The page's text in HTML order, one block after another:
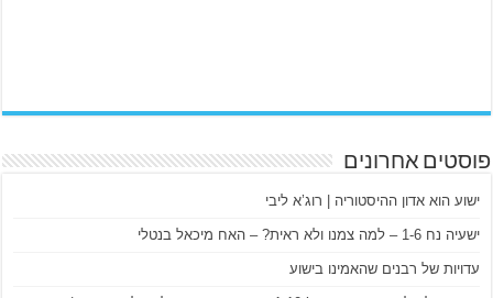
פוסטים אחרונים
ישוע הוא אדון ההיסטוריה | רוג’א ליבי
ישעיה נח 1-6 – למה צמנו ולא ראית? – האח מיכאל בנטלי
עדויות של רבנים שהאמינו בישוע